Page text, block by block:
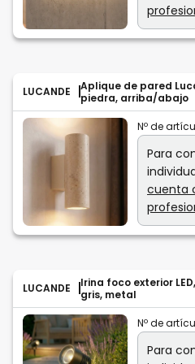
LUCANDE
Aplique de pared
piedra, arriba/abajo
Nº de
Para
cuenta
LUCANDE
Irina foco exterior
gris, metal
Nº de
Para